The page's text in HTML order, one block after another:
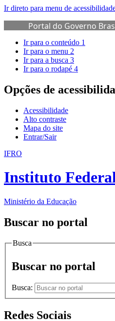
Ir direto para menu de
Portal do Governo
Ir para o conteúdo 1
Ir para o menu 2
Ir para a busca 3
Ir para o rodapé 4
Opções de
Acessibilidade
Alto contraste
Mapa do site
Entrar/Sair
IFRO
Instituto
Ministério da Educação
Buscar no portal
Busca
Buscar no portal
Busca:
Redes Sociais